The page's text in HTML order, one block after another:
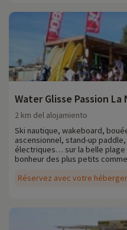
Water Glisse Passion
Réservez avec votre
2 km del alojamiento
Ski nautique, wakeboard,
ascensionnel, stand-up
électriques… sur la belle plage
bonheur des plus petits